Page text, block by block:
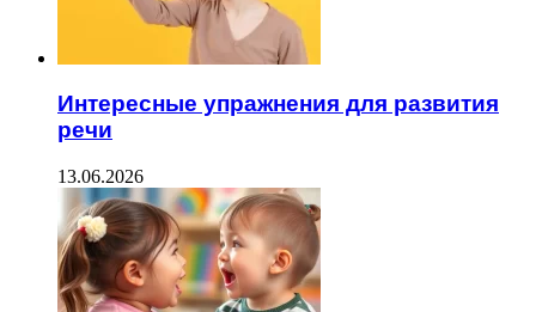
Интересные упражнения для развития
речи
13.06.2026